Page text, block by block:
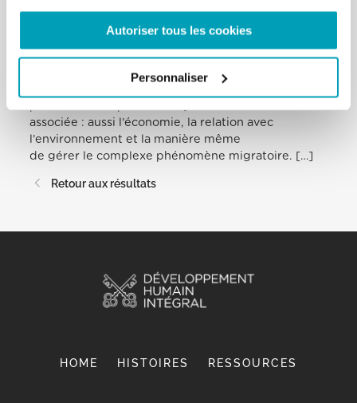
Autoriser tous les cookies
Personnaliser
engagement éthique constant, afin que les
processus décisionnels et opératifs comme aussi les
relations humaines soient
associée : aussi l’économie, la relation avec
l’environnement et la manière même
de gérer le complexe phénomène migratoire. […]
Retour aux résultats
HOME HISTOIRES RESSOURCES